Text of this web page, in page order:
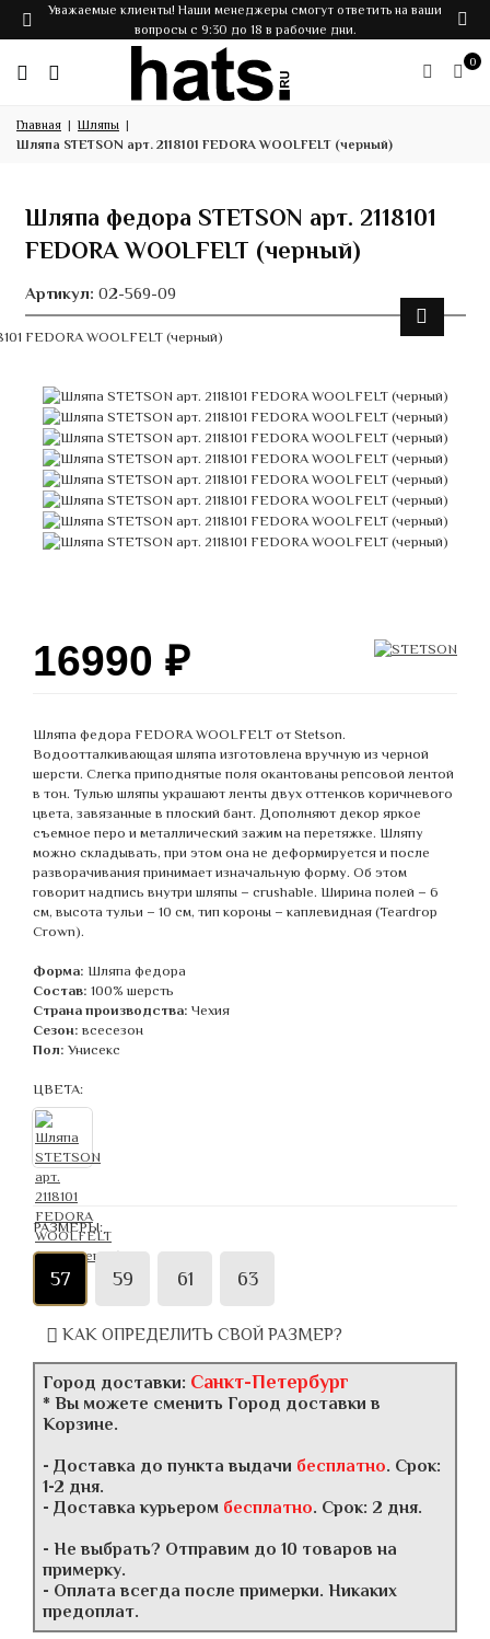
Уважаемые клиенты! Наши менеджеры смогут ответить на ваши
вопросы с 9:30 до 18 в рабочие дни.
0
Главная
Шляпы
Шляпа STETSON арт. 2118101 FEDORA WOOLFELT (черный)
Шляпа федора STETSON арт. 2118101
FEDORA WOOLFELT (черный)
Артикул: 02-569-09
16990 ₽
Шляпа федора FEDORA WOOLFELT от Stetson.
Водоотталкивающая шляпа изготовлена вручную из черной
шерсти. Слегка приподнятые поля окантованы репсовой лентой
в тон. Тулью шляпы украшают ленты двух оттенков коричневого
цвета, завязанные в плоский бант. Дополняют декор яркое
съемное перо и металлический зажим на перетяжке. Шляпу
можно складывать, при этом она не деформируется и после
разворачивания принимает изначальную форму. Об этом
говорит надпись внутри шляпы – crushable. Ширина полей – 6
см, высота тульи – 10 см, тип короны – каплевидная (Teardrop
Crown).
Форма: Шляпа федора
Состав: 100% шерсть
Страна производства: Чехия
Сезон: всесезон
Пол: Унисекс
ЦВЕТА:
РАЗМЕРЫ:
57 59 61 63
КАК ОПРЕДЕЛИТЬ СВОЙ РАЗМЕР?
Город доставки: Санкт-Петербург
* Вы можете сменить Город доставки в
Корзине.
- Доставка до пункта выдачи бесплатно. Срок:
1-2 дня.
- Доставка курьером бесплатно. Срок: 2 дня.
- Не выбрать? Отправим до 10 товаров на
примерку.
- Оплата всегда после примерки. Никаких
предоплат.